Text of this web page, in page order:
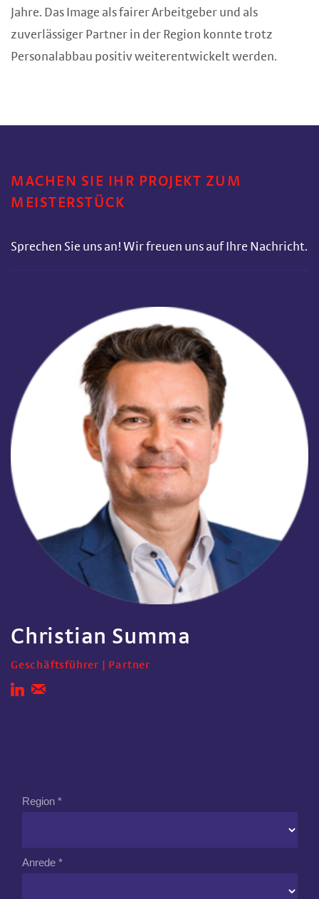
Jahre. Das Image als fairer Arbeitgeber und als
zuverlässiger Partner in der Region konnte trotz
Personalabbau positiv weiterentwickelt werden.
MACHEN SIE IHR PROJEKT ZUM
MEISTERSTÜCK
Sprechen Sie uns an! Wir freuen uns auf Ihre Nachricht.
Christian Summa
Geschäftsführer | Partner